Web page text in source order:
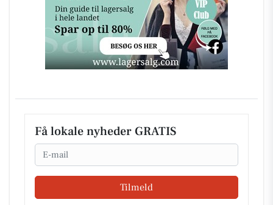
Få lokale nyheder GRATIS
Email
Tilmeld